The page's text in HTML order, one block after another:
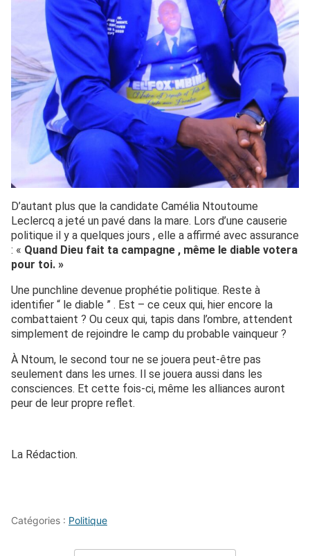
D’autant plus que la candidate Camélia Ntoutoume
Leclercq a jeté un pavé dans la mare. Lors d’une causerie
politique il y a quelques jours , elle a affirmé avec assurance
: « Quand Dieu fait ta campagne , même le diable votera
pour toi. »
Une punchline devenue prophétie politique. Reste à
identifier “ le diable ” . Est – ce ceux qui, hier encore la
combattaient ? Ou ceux qui, tapis dans l’ombre, attendent
simplement de rejoindre le camp du probable vainqueur ?
À Ntoum, le second tour ne se jouera peut-être pas
seulement dans les urnes. Il se jouera aussi dans les
consciences. Et cette fois-ci, même les alliances auront
peur de leur propre reflet.
La Rédaction.
Catégories : Politique